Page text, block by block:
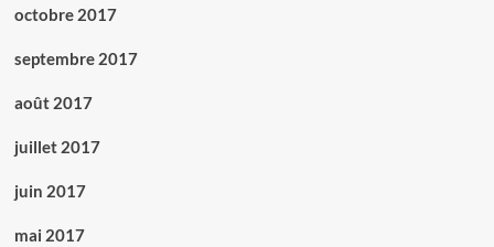
octobre 2017
septembre 2017
août 2017
juillet 2017
juin 2017
mai 2017